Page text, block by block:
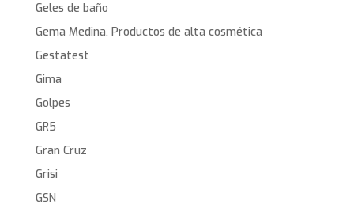
Geles de baño
Gema Medina. Productos de alta cosmética
Gestatest
Gima
Golpes
GR5
Gran Cruz
Grisi
GSN